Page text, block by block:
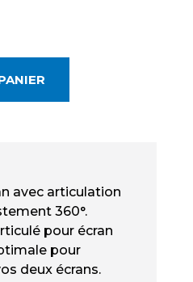
avec articulation
360°.
pour écran
pour
deux écrans.